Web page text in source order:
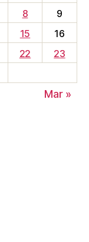
8
9
15
16
22
23
Mar »